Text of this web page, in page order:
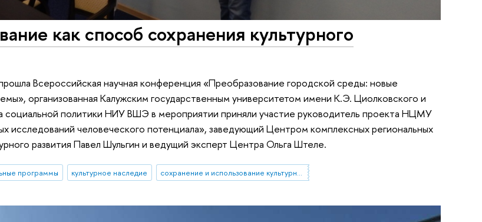
как способ сохранения культурного
Всероссийская научная конференция «Преобразование городской среды: новые
организованная Калужским государственным университетом имени К.Э. Циолковского и
политики НИУ ВШЭ в мероприятии приняли участие руководитель проекта НЦМУ
исследований человеческого потенциала», заведующий Центром комплексных региональных
развития Павел Шульгин и ведущий эксперт Центра Ольга Штеле.
программы культурное наследие сохранение и использование культурного наследия